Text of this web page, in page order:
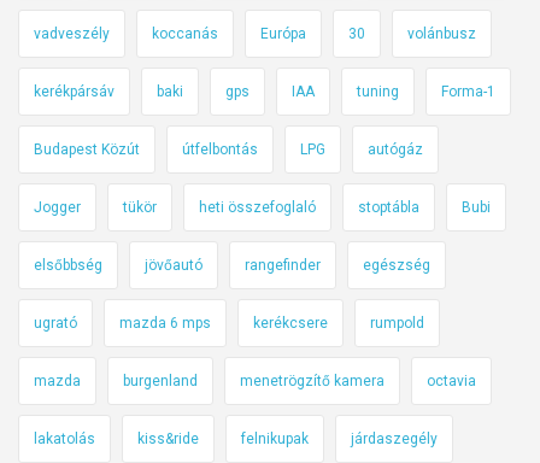
vadveszély koccanás Európa 30 volánbusz
kerékpársáv baki gps IAA tuning Forma-1
Budapest Közút útfelbontás LPG autógáz
Jogger tükör heti összefoglaló stoptábla Bubi
elsőbbség jövőautó rangefinder egészség
ugrató mazda 6 mps kerékcsere rumpold
mazda burgenland menetrögzítő kamera octavia
lakatolás kiss&ride felnikupak járdaszegély